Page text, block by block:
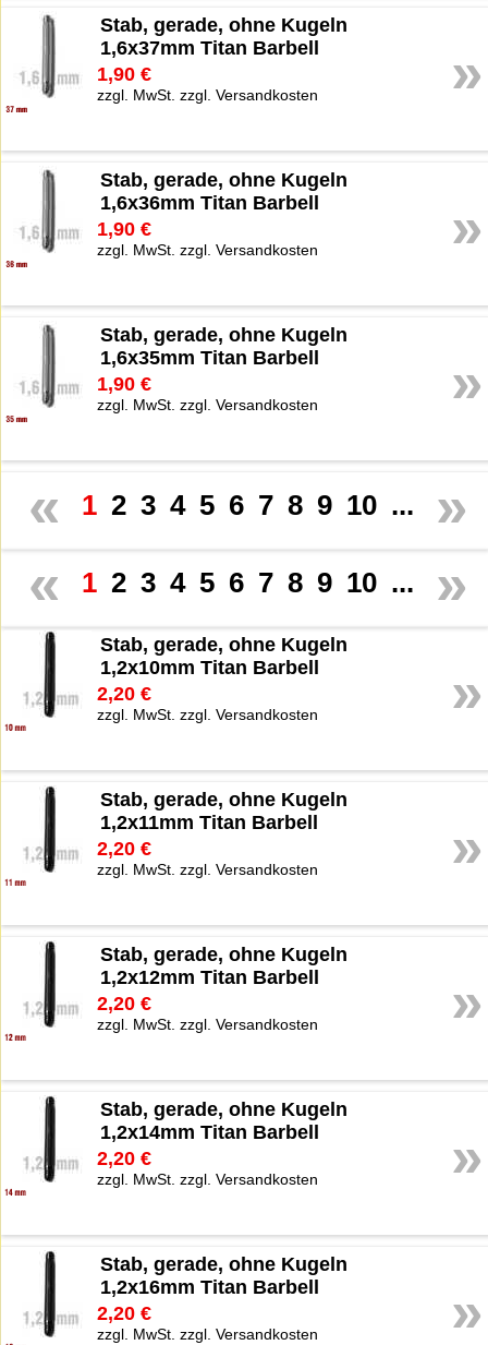
»
Stab, gerade, ohne Kugeln
1,6x37mm Titan Barbell
1,90 €
zzgl. MwSt. zzgl. Versandkosten
»
Stab, gerade, ohne Kugeln
1,6x36mm Titan Barbell
1,90 €
zzgl. MwSt. zzgl. Versandkosten
»
Stab, gerade, ohne Kugeln
1,6x35mm Titan Barbell
1,90 €
zzgl. MwSt. zzgl. Versandkosten
« »
1 2 3 4 5 6 7 8 9 10 ...
« »
1 2 3 4 5 6 7 8 9 10 ...
»
Stab, gerade, ohne Kugeln
1,2x10mm Titan Barbell
2,20 €
zzgl. MwSt. zzgl. Versandkosten
»
Stab, gerade, ohne Kugeln
1,2x11mm Titan Barbell
2,20 €
zzgl. MwSt. zzgl. Versandkosten
»
Stab, gerade, ohne Kugeln
1,2x12mm Titan Barbell
2,20 €
zzgl. MwSt. zzgl. Versandkosten
»
Stab, gerade, ohne Kugeln
1,2x14mm Titan Barbell
2,20 €
zzgl. MwSt. zzgl. Versandkosten
»
Stab, gerade, ohne Kugeln
1,2x16mm Titan Barbell
2,20 €
zzgl. MwSt. zzgl. Versandkosten